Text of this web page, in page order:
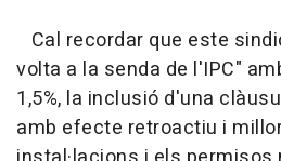
Cal recordar que este
volta a la senda de l'IPC"
1,5%, la inclusió d'una
amb efecte retroactiu i